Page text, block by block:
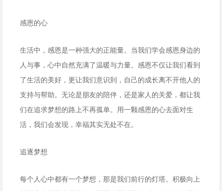
感恩的心
生活中，感恩是一种强大的正能量。当我们学会感恩身边的
人与事，心中自然充满了温暖与力量。感恩不仅让我们看到
了生活的美好，更让我们意识到，自己的成长离不开他人的
支持与帮助。无论是朋友的陪伴，还是家人的关爱，都让我
们在追求梦想的路上不再孤单。用一颗感恩的心去面对生
活，我们会发现，幸福其实无处不在。
追逐梦想
每个人心中都有一个梦想，那是我们前行的灯塔。积极向上